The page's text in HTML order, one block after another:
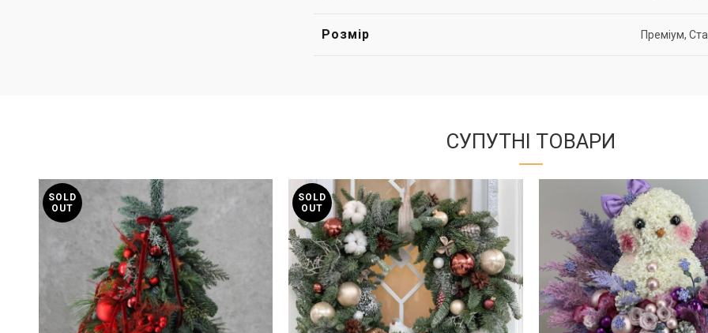
Розмір Преміум,
СУПУТНІ ТОВАРИ
SOLD
OUT
SOLD
OUT